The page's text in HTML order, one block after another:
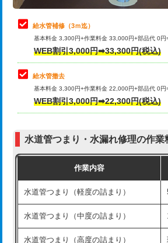
マス交換（土の掘削・埋め戻し作業）
マス交換（深さ50㎝未満）
マス交換（深さ50㎝以上）
コンクリート斫り（厚さ10㎝まで）
モルタル補修（厚さ10㎝超え）
洗面台設置
化粧台設置
止水・漏水調査・防水処理・清掃・修
理・調整・分解・加工など（中作業）
止水・漏水調査・防水処理・清掃・修
理・調整・分解・加工など（重作業）
その他部品の脱着
交換・取付（タンク）
式）)
式・ワンホール）)
交換・取付(排水栓・排水トラップ
給水管補修（3ｍ迄）
基本料金 3,300円+作業料金 33,000円+部品代 0円
WEB割引3,000円➡33,300円(税込)
給水管撤去
基本料金 3,300円+作業料金 22,000円+部品代 0円
WEB割引3,000円➡22,300円(税込)
水道管つまり・水漏れ修理の作業
作業内容
水道管つまり（軽度の詰まり）
水道管つまり（中度の詰まり）
水道管つまり（高度の詰まり）